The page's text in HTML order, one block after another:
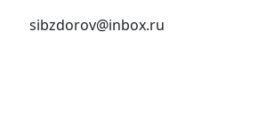
sibzdorov@inbox.ru